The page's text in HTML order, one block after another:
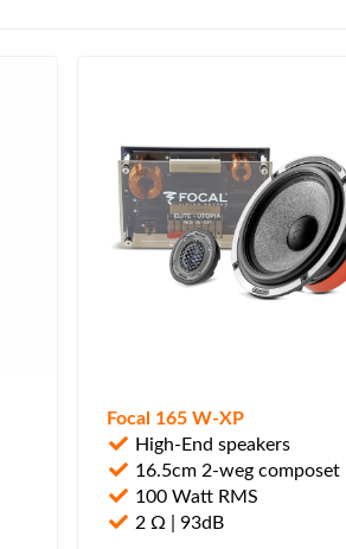
Focal 165 W-XP
High-End speakers
16.5cm 2-weg composet
100 Watt RMS
2 Ω | 93dB